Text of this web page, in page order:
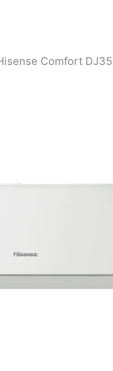
Comfort